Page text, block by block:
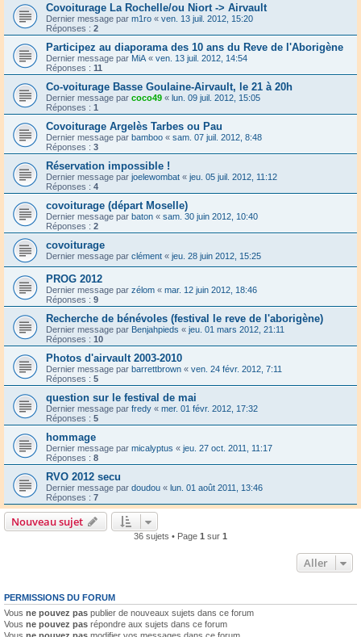
Covoiturage La Rochelle/ou Niort -> Airvault
Dernier message par m1ro « ven. 13 juil. 2012, 15:20
Réponses : 2
Participez au diaporama des 10 ans du Reve de l'Aborigène
Dernier message par MiA « ven. 13 juil. 2012, 14:54
Réponses : 11
Co-voiturage Basse Goulaine-Airvault, le 21 à 20h
Dernier message par coco49 « lun. 09 juil. 2012, 15:05
Réponses : 1
Covoiturage Argelès Tarbes ou Pau
Dernier message par bamboo « sam. 07 juil. 2012, 8:48
Réponses : 3
Réservation impossible !
Dernier message par joelewombat « jeu. 05 juil. 2012, 11:12
Réponses : 4
covoiturage (départ Moselle)
Dernier message par baton « sam. 30 juin 2012, 10:40
Réponses : 2
covoiturage
Dernier message par clément « jeu. 28 juin 2012, 15:25
PROG 2012
Dernier message par zélom « mar. 12 juin 2012, 18:46
Réponses : 9
Recherche de bénévoles (festival le reve de l'aborigène)
Dernier message par Benjahpieds « jeu. 01 mars 2012, 21:11
Réponses : 10
Photos d'airvault 2003-2010
Dernier message par barrettbrown « ven. 24 févr. 2012, 7:11
Réponses : 5
question sur le festival de mai
Dernier message par fredy « mer. 01 févr. 2012, 17:32
Réponses : 5
hommage
Dernier message par micalyptus « jeu. 27 oct. 2011, 11:17
Réponses : 8
RVO 2012 secu
Dernier message par doudou « lun. 01 août 2011, 13:46
Réponses : 7
Nouveau sujet
36 sujets • Page 1 sur 1
Aller
PERMISSIONS DU FORUM
Vous ne pouvez pas publier de nouveaux sujets dans ce forum
Vous ne pouvez pas répondre aux sujets dans ce forum
Vous ne pouvez pas modifier vos messages dans ce forum